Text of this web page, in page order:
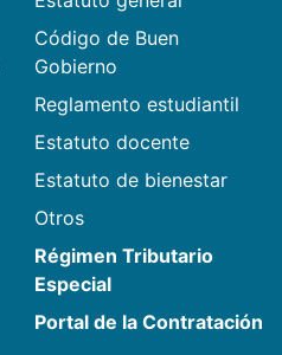
Código de Buen
Gobierno
Reglamento estudiantil
Estatuto docente
Estatuto de bienestar
Otros
Régimen Tributario
Especial
Portal de la Contratación